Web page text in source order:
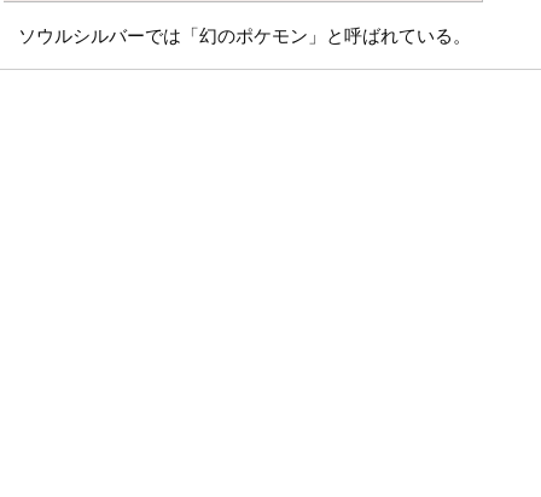
ソウルシルバーでは「幻のポケモン」と呼ばれている。